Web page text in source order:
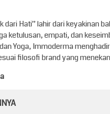
dari Hati” lahir dari keyakinan
ketulusan, empati, dan
Yoga, Immoderma
filosofi brand yang